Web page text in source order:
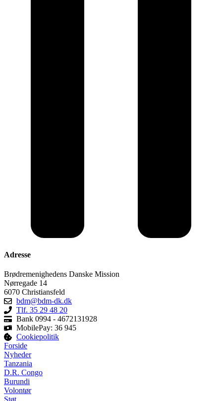
Adresse
Brødremenighedens Danske Mission
Nørregade 14
6070 Christiansfeld
bdm@bdm-dk.dk
Tlf. 35 29 48 20
Bank 0994 - 4672131928
MobilePay: 36 945
Cookiepolitik
Forside
Nyheder
Tanzania
D.R. Congo
Burundi
Volontør